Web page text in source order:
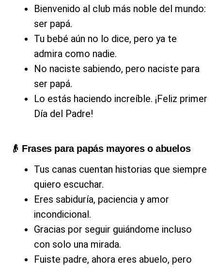
Bienvenido al club más noble del mundo:
ser papá.
Tu bebé aún no lo dice, pero ya te
admira como nadie.
No naciste sabiendo, pero naciste para
ser papá.
Lo estás haciendo increíble. ¡Feliz primer
Día del Padre!
👴 Frases para papás mayores o abuelos
Tus canas cuentan historias que siempre
quiero escuchar.
Eres sabiduría, paciencia y amor
incondicional.
Gracias por seguir guiándome incluso
con solo una mirada.
Fuiste padre, ahora eres abuelo, pero